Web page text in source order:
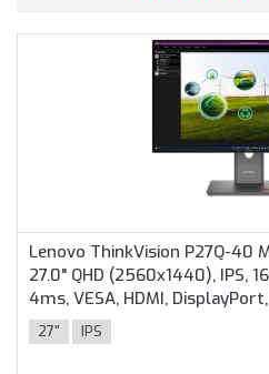
Lenovo ThinkVision P27Q-40
27.0" QHD (2560x1440), IPS,
4ms, VESA, HDMI,
Fekete színben
27" IPS